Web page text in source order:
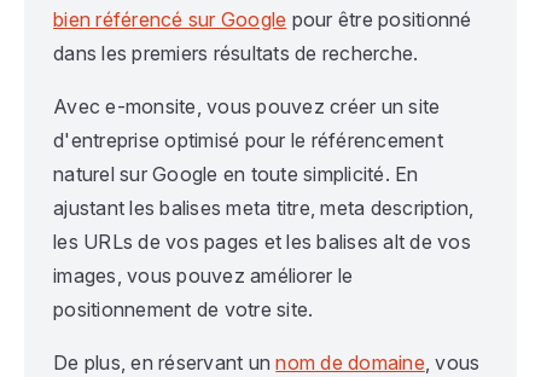
bien référencé sur Google pour être positionné
dans les premiers résultats de recherche.
Avec e-monsite, vous pouvez créer un site
d'entreprise optimisé pour le référencement
naturel sur Google en toute simplicité. En
ajustant les balises meta titre, meta description,
les URLs de vos pages et les balises alt de vos
images, vous pouvez améliorer le
positionnement de votre site.
De plus, en réservant unnom de domaine, vous